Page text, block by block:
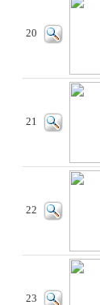
20
21
22
23